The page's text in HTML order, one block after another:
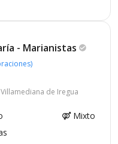
- Marianistas
de Iregua
Mixto